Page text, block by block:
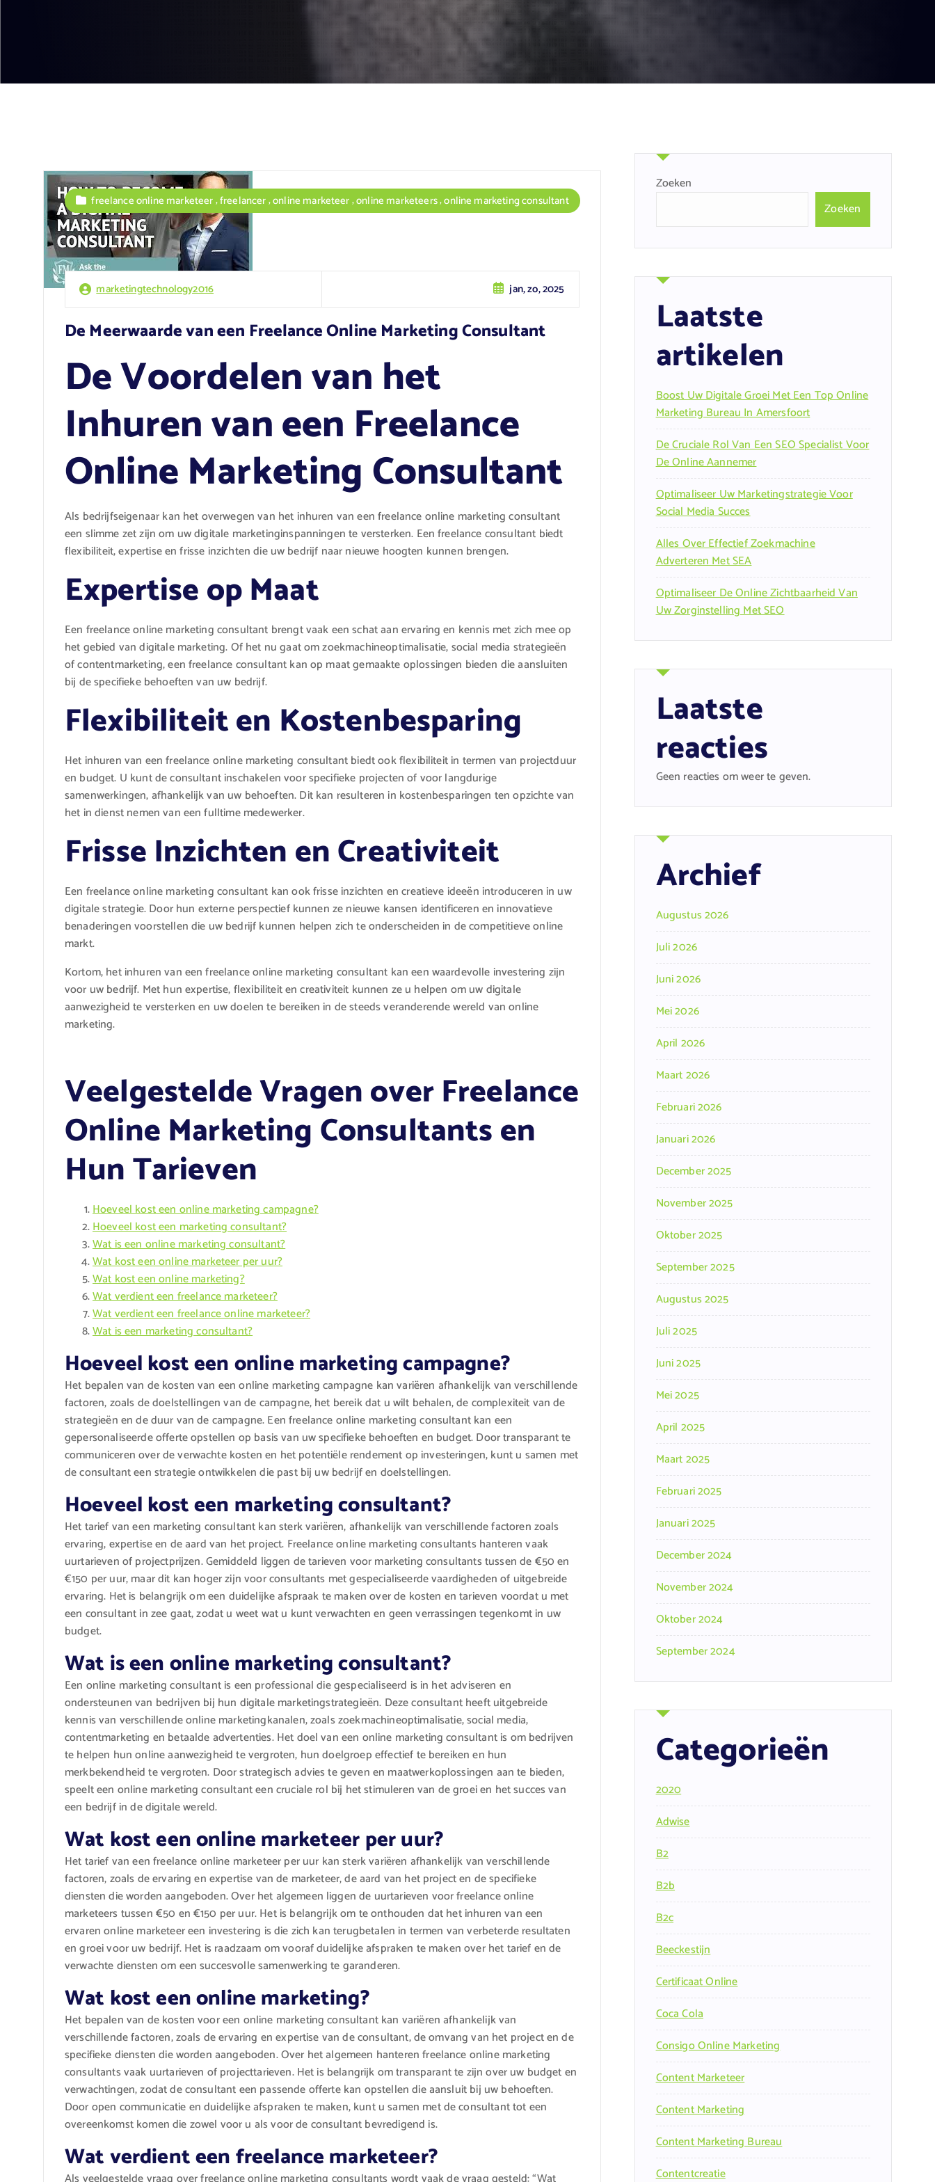
marketingtechnology2016 jan, zo, 2025
freelance online marketeer,freelancer,online marketeer,online marketeers,online marketing consultant
De Meerwaarde van een Freelance Online Marketing Consultant
De Voordelen van het
Inhuren van een Freelance
Online Marketing Consultant
Als bedrijfseigenaar kan het overwegen van het inhuren van een freelance online marketing consultant
een slimme zet zijn om uw digitale marketinginspanningen te versterken. Een freelance consultant biedt
flexibiliteit, expertise en frisse inzichten die uw bedrijf naar nieuwe hoogten kunnen brengen.
Expertise op Maat
Een freelance online marketing consultant brengt vaak een schat aan ervaring en kennis met zich mee op
het gebied van digitale marketing. Of het nu gaat om zoekmachineoptimalisatie, social media strategieën
of contentmarketing, een freelance consultant kan op maat gemaakte oplossingen bieden die aansluiten
bij de specifieke behoeften van uw bedrijf.
Flexibiliteit en Kostenbesparing
Het inhuren van een freelance online marketing consultant biedt ook flexibiliteit in termen van projectduur
en budget. U kunt de consultant inschakelen voor specifieke projecten of voor langdurige
samenwerkingen, afhankelijk van uw behoeften. Dit kan resulteren in kostenbesparingen ten opzichte van
het in dienst nemen van een fulltime medewerker.
Frisse Inzichten en Creativiteit
Een freelance online marketing consultant kan ook frisse inzichten en creatieve ideeën introduceren in uw
digitale strategie. Door hun externe perspectief kunnen ze nieuwe kansen identificeren en innovatieve
benaderingen voorstellen die uw bedrijf kunnen helpen zich te onderscheiden in de competitieve online
markt.
Kortom, het inhuren van een freelance online marketing consultant kan een waardevolle investering zijn
voor uw bedrijf. Met hun expertise, flexibiliteit en creativiteit kunnen ze u helpen om uw digitale
aanwezigheid te versterken en uw doelen te bereiken in de steeds veranderende wereld van online
marketing.
Veelgestelde Vragen over Freelance
Online Marketing Consultants en
Hun Tarieven
Hoeveel kost een online marketing campagne?
Hoeveel kost een marketing consultant?
Wat is een online marketing consultant?
Wat kost een online marketeer per uur?
Wat kost een online marketing?
Wat verdient een freelance marketeer?
Wat verdient een freelance online marketeer?
Wat is een marketing consultant?
Hoeveel kost een online marketing campagne?
Het bepalen van de kosten van een online marketing campagne kan variëren afhankelijk van verschillende
factoren, zoals de doelstellingen van de campagne, het bereik dat u wilt behalen, de complexiteit van de
strategieën en de duur van de campagne. Een freelance online marketing consultant kan een
gepersonaliseerde offerte opstellen op basis van uw specifieke behoeften en budget. Door transparant te
communiceren over de verwachte kosten en het potentiële rendement op investeringen, kunt u samen met
de consultant een strategie ontwikkelen die past bij uw bedrijf en doelstellingen.
Hoeveel kost een marketing consultant?
Het tarief van een marketing consultant kan sterk variëren, afhankelijk van verschillende factoren zoals
ervaring, expertise en de aard van het project. Freelance online marketing consultants hanteren vaak
uurtarieven of projectprijzen. Gemiddeld liggen de tarieven voor marketing consultants tussen de €50 en
€150 per uur, maar dit kan hoger zijn voor consultants met gespecialiseerde vaardigheden of uitgebreide
ervaring. Het is belangrijk om een duidelijke afspraak te maken over de kosten en tarieven voordat u met
een consultant in zee gaat, zodat u weet wat u kunt verwachten en geen verrassingen tegenkomt in uw
budget.
Wat is een online marketing consultant?
Een online marketing consultant is een professional die gespecialiseerd is in het adviseren en
ondersteunen van bedrijven bij hun digitale marketingstrategieën. Deze consultant heeft uitgebreide
kennis van verschillende online marketingkanalen, zoals zoekmachineoptimalisatie, social media,
contentmarketing en betaalde advertenties. Het doel van een online marketing consultant is om bedrijven
te helpen hun online aanwezigheid te vergroten, hun doelgroep effectief te bereiken en hun
merkbekendheid te vergroten. Door strategisch advies te geven en maatwerkoplossingen aan te bieden,
speelt een online marketing consultant een cruciale rol bij het stimuleren van de groei en het succes van
een bedrijf in de digitale wereld.
Wat kost een online marketeer per uur?
Het tarief van een freelance online marketeer per uur kan sterk variëren afhankelijk van verschillende
factoren, zoals de ervaring en expertise van de marketeer, de aard van het project en de specifieke
diensten die worden aangeboden. Over het algemeen liggen de uurtarieven voor freelance online
marketeers tussen €50 en €150 per uur. Het is belangrijk om te onthouden dat het inhuren van een
ervaren online marketeer een investering is die zich kan terugbetalen in termen van verbeterde resultaten
en groei voor uw bedrijf. Het is raadzaam om vooraf duidelijke afspraken te maken over het tarief en de
verwachte diensten om een succesvolle samenwerking te garanderen.
Wat kost een online marketing?
Het bepalen van de kosten voor een online marketing consultant kan variëren afhankelijk van
verschillende factoren, zoals de ervaring en expertise van de consultant, de omvang van het project en de
specifieke diensten die worden aangeboden. Over het algemeen hanteren freelance online marketing
consultants vaak uurtarieven of projecttarieven. Het is belangrijk om transparant te zijn over uw budget en
verwachtingen, zodat de consultant een passende offerte kan opstellen die aansluit bij uw behoeften.
Door open communicatie en duidelijke afspraken te maken, kunt u samen met de consultant tot een
overeenkomst komen die zowel voor u als voor de consultant bevredigend is.
Wat verdient een freelance marketeer?
Zoeken
Zoeken
Laatste
artikelen
Boost Uw Digitale Groei Met Een Top Online
Marketing Bureau In Amersfoort
De Cruciale Rol Van Een SEO Specialist Voor
De Online Aannemer
Optimaliseer Uw Marketingstrategie Voor
Social Media Succes
Alles Over Effectief Zoekmachine
Adverteren Met SEA
Optimaliseer De Online Zichtbaarheid Van
Uw Zorginstelling Met SEO
Laatste
reacties
Geen reacties om weer te geven.
Archief
Augustus 2026
Juli 2026
Juni 2026
Mei 2026
April 2026
Maart 2026
Februari 2026
Januari 2026
December 2025
November 2025
Oktober 2025
September 2025
Augustus 2025
Juli 2025
Juni 2025
Mei 2025
April 2025
Maart 2025
Februari 2025
Januari 2025
December 2024
November 2024
Oktober 2024
September 2024
Categorieën
2020
Adwise
B2
B2b
B2c
Beeckestijn
Certificaat Online
Coca Cola
Consigo Online Marketing
Content Marketeer
Content Marketing
Content Marketing Bureau
Contentcreatie